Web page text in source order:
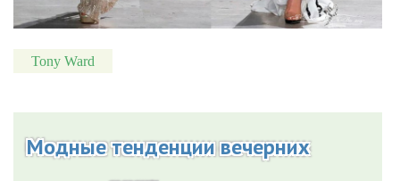
Tony Ward
Модные тенденции вечерних